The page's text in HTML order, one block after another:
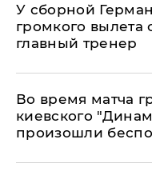
У сборной
громкого
главный тренер
Во время матча
киевского
произошли